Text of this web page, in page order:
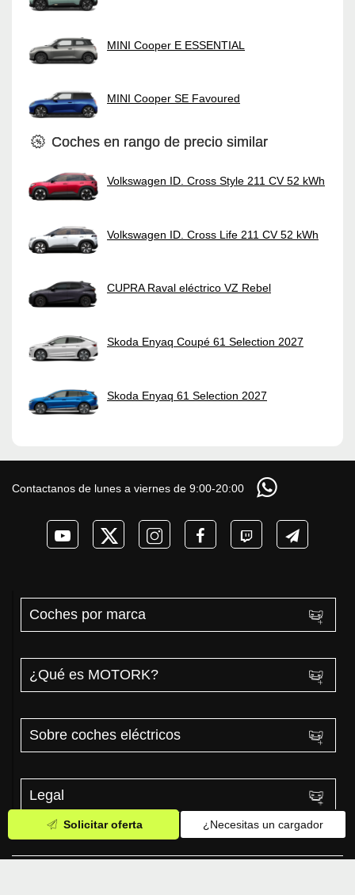
Solicitar oferta ¿Necesitas un cargador
MINI Cooper E ESSENTIAL
MINI Cooper SE Favoured
Coches en rango de precio similar
Volkswagen ID. Cross Style 211 CV 52 kWh
Volkswagen ID. Cross Life 211 CV 52 kWh
CUPRA Raval eléctrico VZ Rebel
Skoda Enyaq Coupé 61 Selection 2027
Skoda Enyaq 61 Selection 2027
Contactanos de lunes a viernes de 9:00-20:00
Coches por marca
¿Qué es MOTORK?
Sobre coches eléctricos
Legal